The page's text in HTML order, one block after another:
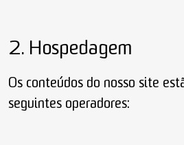
2. Hospedagem
Os conteúdos do nosso site
seguintes operadores: